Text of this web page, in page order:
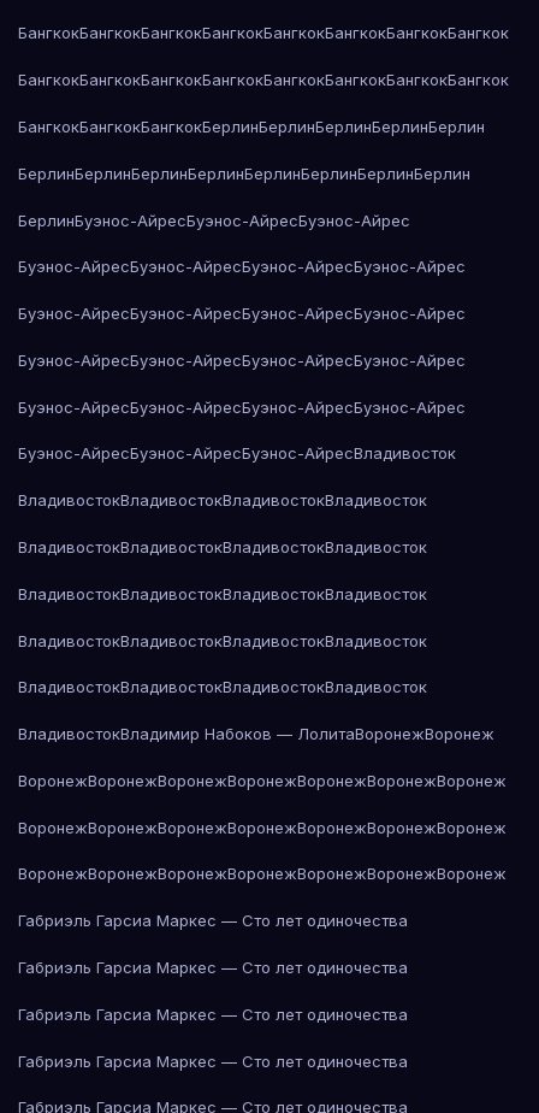
БангкокБангкокБангкокБангкокБангкокБангкокБангкокБангкок
БангкокБангкокБангкокБангкокБангкокБангкокБангкокБангкок
БангкокБангкокБангкокБерлинБерлинБерлинБерлинБерлин
БерлинБерлинБерлинБерлинБерлинБерлинБерлинБерлин
БерлинБуэнос-АйресБуэнос-АйресБуэнос-Айрес
Буэнос-АйресБуэнос-АйресБуэнос-АйресБуэнос-Айрес
Буэнос-АйресБуэнос-АйресБуэнос-АйресБуэнос-Айрес
Буэнос-АйресБуэнос-АйресБуэнос-АйресБуэнос-Айрес
Буэнос-АйресБуэнос-АйресБуэнос-АйресБуэнос-Айрес
Буэнос-АйресБуэнос-АйресБуэнос-АйресВладивосток
ВладивостокВладивостокВладивостокВладивосток
ВладивостокВладивостокВладивостокВладивосток
ВладивостокВладивостокВладивостокВладивосток
ВладивостокВладивостокВладивостокВладивосток
ВладивостокВладивостокВладивостокВладивосток
ВладивостокВладимир Набоков — ЛолитаВоронежВоронеж
ВоронежВоронежВоронежВоронежВоронежВоронежВоронеж
ВоронежВоронежВоронежВоронежВоронежВоронежВоронеж
ВоронежВоронежВоронежВоронежВоронежВоронежВоронеж
Габриэль Гарсиа Маркес — Сто лет одиночества
Габриэль Гарсиа Маркес — Сто лет одиночества
Габриэль Гарсиа Маркес — Сто лет одиночества
Габриэль Гарсиа Маркес — Сто лет одиночества
Габриэль Гарсиа Маркес — Сто лет одиночества